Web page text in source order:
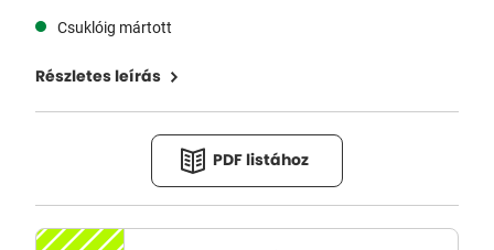
Csuklóig mártott
Részletes leírás
PDF listához